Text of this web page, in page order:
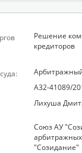
Решение
кредиторов
Арбитражный
А32-41089/
Союз АУ
"Созидание"